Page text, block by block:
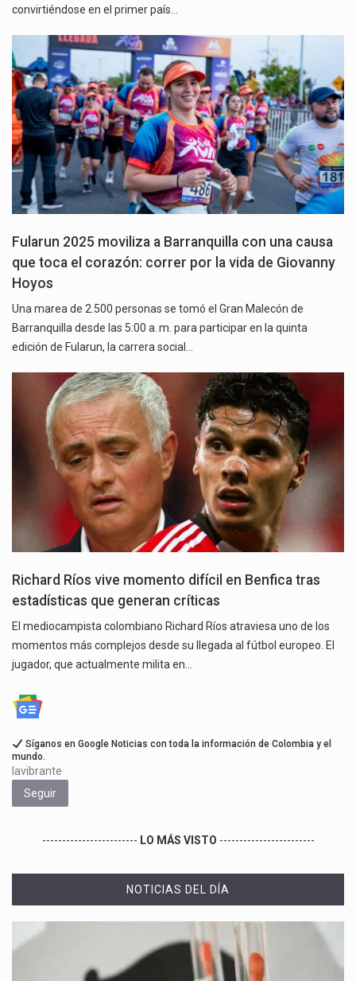
convirtiéndose en el primer país…
Fularun 2025 moviliza a Barranquilla con una causa
que toca el corazón: correr por la vida de Giovanny
Hoyos
Una marea de 2.500 personas se tomó el Gran Malecón de
Barranquilla desde las 5:00 a. m. para participar en la quinta
edición de Fularun, la carrera social…
Richard Ríos vive momento difícil en Benfica tras
estadísticas que generan críticas
El mediocampista colombiano Richard Ríos atraviesa uno de los
momentos más complejos desde su llegada al fútbol europeo. El
jugador, que actualmente milita en…
Síganos en Google Noticias con toda la información de Colombia y el
mundo.
lavibrante
Seguir
------------------------ LO MÁS VISTO ------------------------
NOTICIAS DEL DÍA